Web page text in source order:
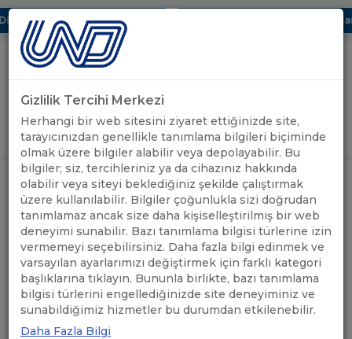
UBAK Bölümü Hakkında UND, Yunanistan Vize
Uluslararası Nakliyeciler Derneği
GİRİŞ YAP
ANASAYFA / UND'DEN HABERLER
Filtrele
Gizlilik Tercihi Merkezi
Herhangi bir web sitesini ziyaret ettiğinizde site,
tarayıcınızdan genellikle tanımlama bilgileri biçiminde
olmak üzere bilgiler alabilir veya depolayabilir. Bu
bilgiler; siz, tercihleriniz ya da cihazınız hakkında
olabilir veya siteyi beklediğiniz şekilde çalıştırmak
üzere kullanılabilir. Bilgiler çoğunlukla sizi doğrudan
tanımlamaz ancak size daha kişiselleştirilmiş bir web
deneyimi sunabilir. Bazı tanımlama bilgisi türlerine izin
vermemeyi seçebilirsiniz. Daha fazla bilgi edinmek ve
varsayılan ayarlarımızı değiştirmek için farklı kategori
başlıklarına tıklayın. Bununla birlikte, bazı tanımlama
bilgisi türlerini engellediğinizde site deneyiminiz ve
sunabildiğimiz hizmetler bu durumdan etkilenebilir.
Daha Fazla Bilgi